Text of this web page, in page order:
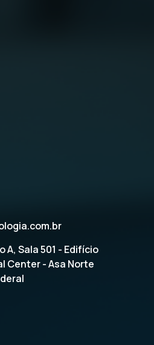
A, Sala 501 - Edifício
Center - Asa Norte